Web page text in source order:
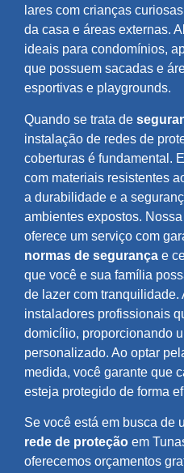
lares com crianças
da casa e áreas externas.
ideais para condomínios,
que possuem sacadas e
esportivas e playgrounds.
Quando se trata de
instalação de redes de
coberturas é fundamental.
com materiais resistentes
a durabilidade e a
ambientes expostos.
oferece um serviço com
normas de segurança e
que você e sua família
de lazer com tranquilidade.
instaladores profissionais
domicílio, proporcionando
personalizado. Ao optar
medida, você garante que
esteja protegido de forma
Se você está em busca de
rede de proteção em
oferecemos orçamentos